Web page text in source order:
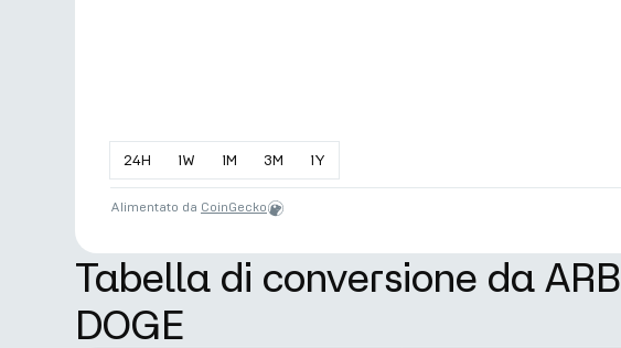
24H 1W 1M 3M 1Y
Alimentato da CoinGecko
Tabella di conversione da
DOGE